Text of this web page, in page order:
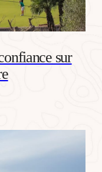
sur